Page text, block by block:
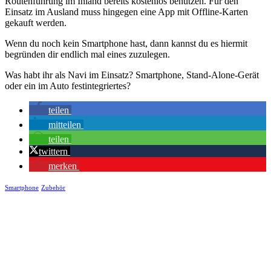
Einsatz im Ausland muss hingegen eine App mit Offline-Karten
gekauft werden.
Wenn du noch kein Smartphone hast, dann kannst du es hiermit
begründen dir endlich mal eines zuzulegen.
Was habt ihr als Navi im Einsatz? Smartphone, Stand-Alone-Gerät
oder ein im Auto festintegriertes?
teilen
mitteilen
teilen
twittern
merken
Smartphone Zubehör